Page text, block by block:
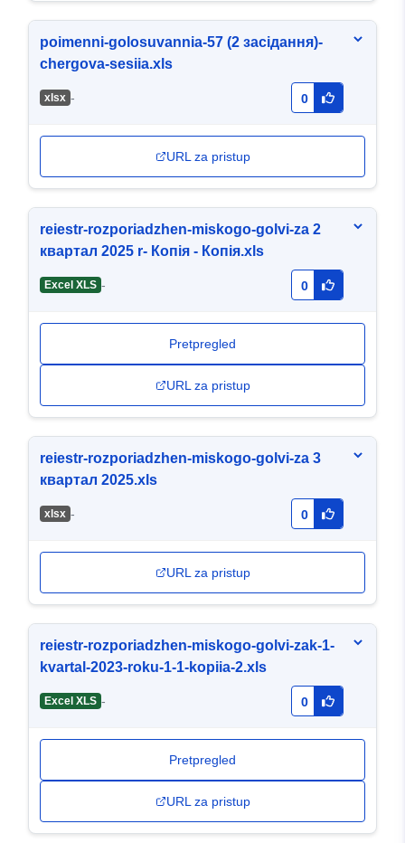
poimenni-golosuvannia-57 (2 засідання)-
chergova-sesiia.xls
хlsx - 0
URL za pristup
reiestr-rozporiadzhen-miskogo-golvi-za 2
квартал 2025 r- Копія - Копія.xls
Excel XLS - 0
Pretpregled
URL za pristup
reiestr-rozporiadzhen-miskogo-golvi-za 3
квартал 2025.xls
хlsx - 0
URL za pristup
reiestr-rozporiadzhen-miskogo-golvi-zak-1-
kvartal-2023-roku-1-1-kopiia-2.xls
Excel XLS - 0
Pretpregled
URL za pristup